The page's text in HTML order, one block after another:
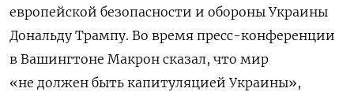
европейской безопасности и обороны Украины
Дональду Трампу. Во время пресс-конференции
в Вашингтоне Макрон сказал, что мир
«не должен быть капитуляцией Украины»,